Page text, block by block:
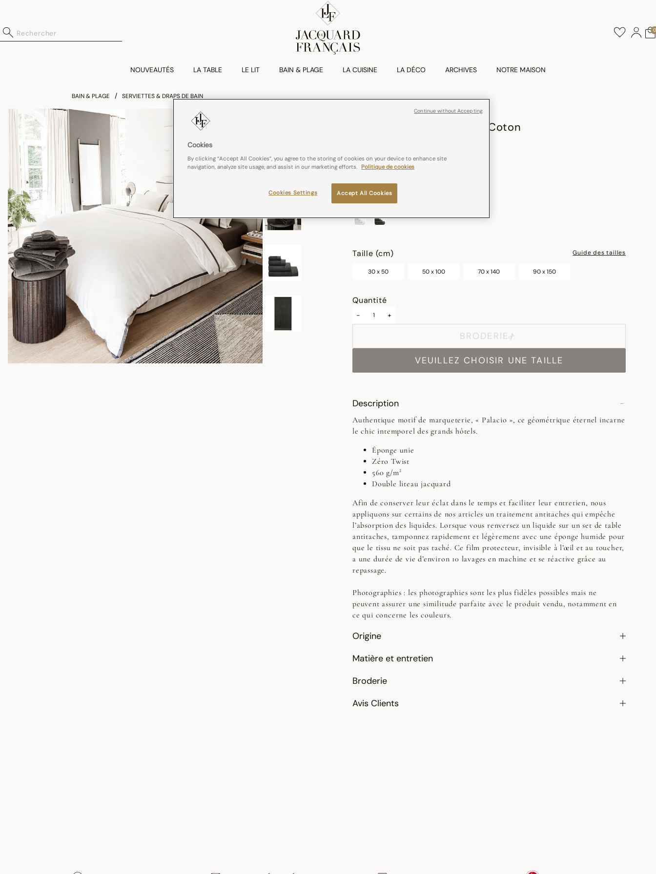
0
NOUVEAUTÉS LA TABLE LE LIT BAIN & PLAGE LA CUISINE LA DÉCO ARCHIVES NOTRE MAISON
BAIN & PLAGE SERVIETTES & DRAPS DE BAIN
Serviette De Bain Palacio Coton
100% coton
Couleurs :Fusain
Taille (cm) Guide des tailles
30 x 50 50 x 100 70 x 140 90 x 150
Quantité
- +
BRODERIE
VEUILLEZ CHOISIR UNE TAILLE
Description
Authentique motif de marqueterie, « Palacio », ce géométrique éternel incarne
le chic intemporel des grands hôtels.
Éponge unie
Zéro Twist
560 g/m²
Double liteau jacquard
Afin de conserver leur éclat dans le temps et faciliter leur entretien, nous
appliquons sur certains de nos articles un traitement antitaches qui empêche
l’absorption des liquides. Lorsque vous renversez un liquide sur un set de table
antitaches, tamponnez rapidement et légèrement avec une éponge humide pour
que le tissu ne soit pas taché. Ce film protecteur, invisible à l’œil et au toucher,
a une durée de vie d’environ 10 lavages en machine et se réactive grâce au
repassage.
Photographies : les photographies sont les plus fidèles possibles mais ne
peuvent assurer une similitude parfaite avec le produit vendu, notamment en
ce qui concerne les couleurs.
Origine
Matière et entretien
Broderie
Avis Clients
Cookies
By clicking “Accept All Cookies”, you agree to the storing of cookies on your device to enhance site
navigation, analyze site usage, and assist in our marketing efforts. Politique de cookies
Accept All Cookies
Cookies Settings
Continue without Accepting